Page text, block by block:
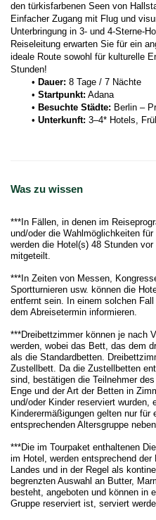
den türkisfarbenen Seen von
Einfacher Zugang mit Flug und
Unterbringung in 3- und 4-Sterne-
Reiseleitung erwarten Sie für ein
ideale Route sowohl für kulturelle
Stunden!
Dauer: 8 Tage / 7 Nächte
Startpunkt: Adana
Besuchte Städte: Berlin –
Unterkunft: 3–4* Hotels,
Was zu wissen
***In Fällen, in denen im
und/oder die Wahlmöglichkeiten
werden die Hotel(s) 48 Stunden
mitgeteilt.
***In Zeiten von Messen,
Sportturnieren usw. können die
entfernt sein. In einem solchen
dem Abreisetermin informieren.
***Dreibettzimmer können je nach
werden, wobei das Bett, das dem
als die Standardbetten.
Zustellbett. Da die Zustellbetten
sind, bestätigen die Teilnehmer
Enge und der Art der Betten in
und/oder Kinder reserviert wurden,
Kinderermäßigungen gelten nur
entsprechenden Altersgruppe
***Die im Tourpaket enthaltenen
im Hotel, werden entsprechend
Landes und in der Regel als
begrenzten Auswahl an Butter,
besteht, angeboten und können in
Gruppe reserviert ist, serviert